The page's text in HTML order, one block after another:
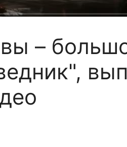
–